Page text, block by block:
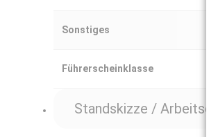
Sonstiges
Führerscheinklasse
Standskizze /